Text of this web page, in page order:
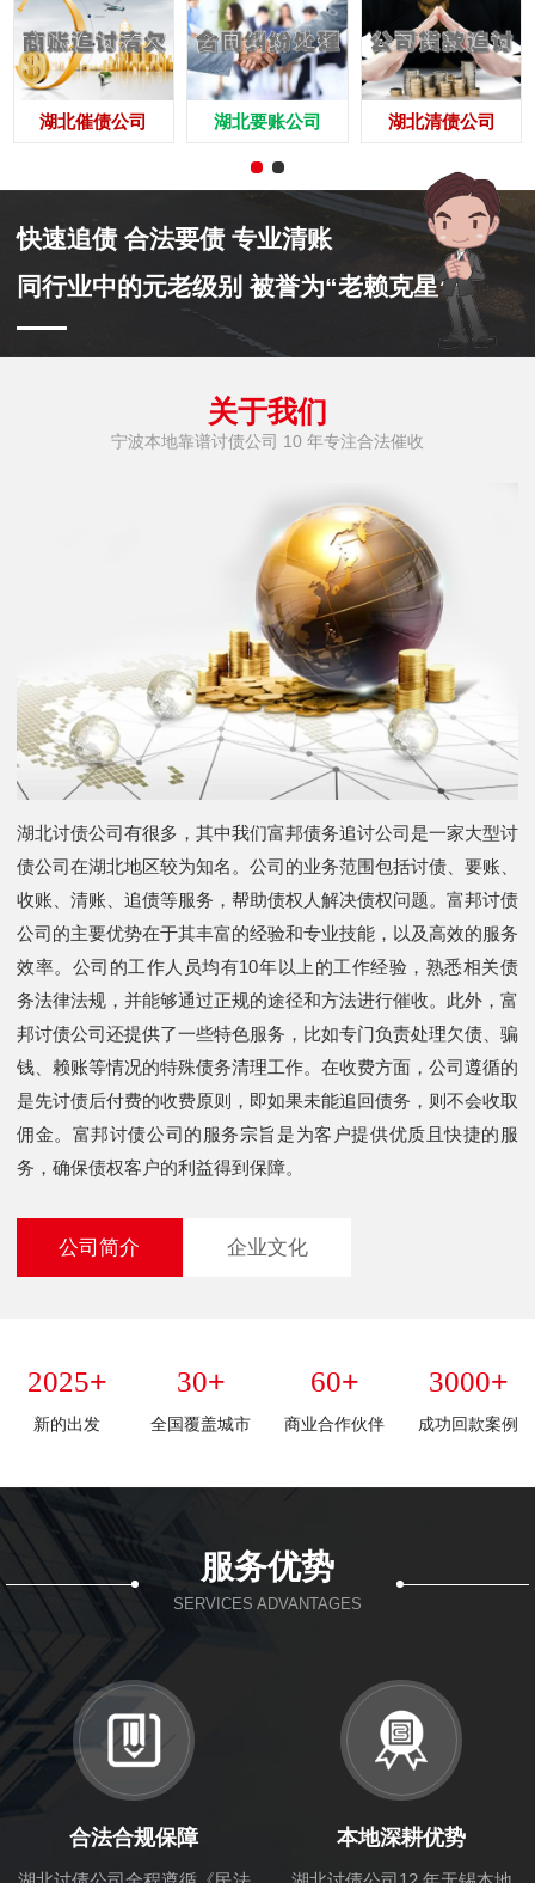
湖北催债公司 湖北要账公司 湖北清债公司
快速追债 合法要债 专业清账
同行业中的元老级别 被誉为“老赖克星”
关于我们
宁波本地靠谱讨债公司 10 年专注合法催收
湖北讨债公司有很多，其中我们富邦债务追讨公司是一家大型讨
债公司在湖北地区较为知名。公司的业务范围包括讨债、要账、
收账、清账、追债等服务，帮助债权人解决债权问题。富邦讨债
公司的主要优势在于其丰富的经验和专业技能，以及高效的服务
效率。公司的工作人员均有10年以上的工作经验，熟悉相关债
务法律法规，并能够通过正规的途径和方法进行催收。此外，富
邦讨债公司还提供了一些特色服务，比如专门负责处理欠债、骗
钱、赖账等情况的特殊债务清理工作。在收费方面，公司遵循的
是先讨债后付费的收费原则，即如果未能追回债务，则不会收取
佣金。富邦讨债公司的服务宗旨是为客户提供优质且快捷的服
务，确保债权客户的利益得到保障。
公司简介 企业文化
2025+
新的出发
30+
全国覆盖城市
60+
商业合作伙伴
3000+
成功回款案例
服务优势
SERVICES ADVANTAGES
合法合规保障 本地深耕优势